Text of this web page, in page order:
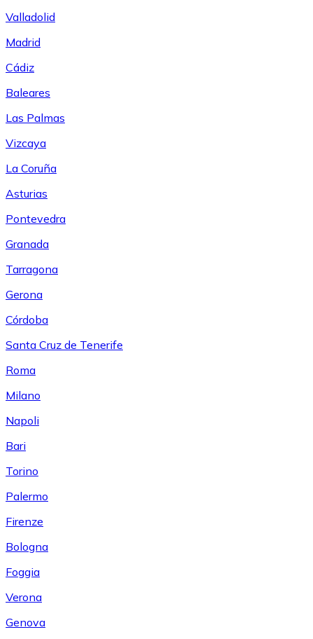
Valladolid
Madrid
Cádiz
Baleares
Las Palmas
Vizcaya
La Coruña
Asturias
Pontevedra
Granada
Tarragona
Gerona
Córdoba
Santa Cruz de Tenerife
Roma
Milano
Napoli
Bari
Torino
Palermo
Firenze
Bologna
Foggia
Verona
Genova